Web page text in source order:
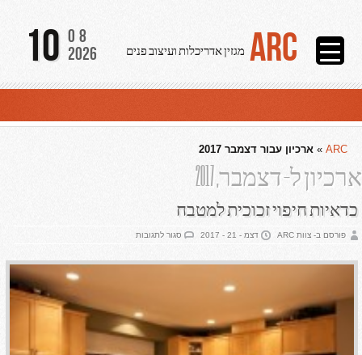
10 08
2026
ARC מגזין אדריכלות ועיצוב פנים
ARC
» ארכיון עבור דצמבר 2017
ארכיון ל- דצמבר, 2017
כדאיות חיפוי זכוכית למטבח
פורסם ב- צוות ARC דצמ - 21 - 2017 סגור לתגובותעל
זכוכית